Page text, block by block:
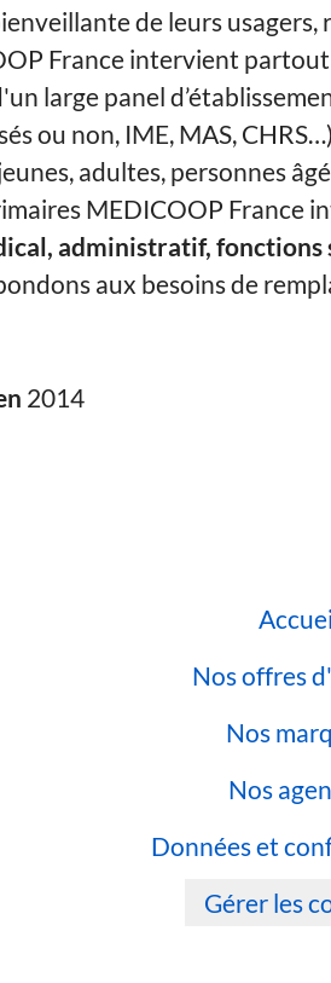
de leurs usagers,
France intervient
large panel
ou non, IME, MAS,
adultes, personnes
MEDICOOP France
administratif, fonctions
aux besoins de
2014
Nos offres
Nos
Nos
Données et
Gérer les